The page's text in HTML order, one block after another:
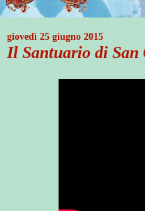
giovedì 25 giugno 2015
Il Santuario di San